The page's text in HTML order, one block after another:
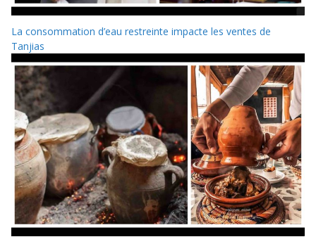
La consommation d’eau restreinte impacte les ventes de
Tanjias